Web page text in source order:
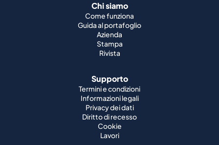
Chi siamo
Come funziona
Guida al portafoglio
Azienda
Stampa
Rivista
Supporto
Termini e condizioni
Informazioni legali
Privacy dei dati
Diritto di recesso
Cookie
Lavori